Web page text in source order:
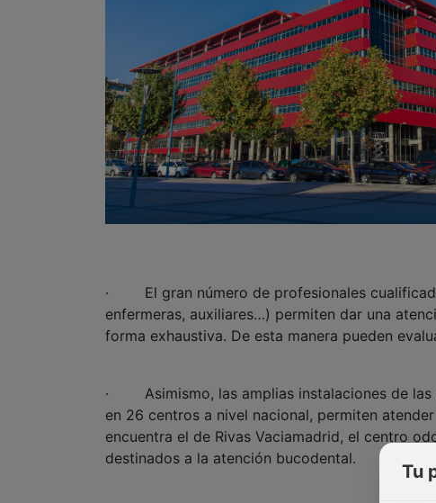
· El gran número de profesionales
enfermeras, auxiliares…) permiten dar una
forma exhaustiva. De esta manera pueden
· Asimismo, las amplias instalaciones de las
en 26 centros a nivel nacional, permiten
encuentra el de Rivas Vaciamadrid, el centro
destinados a la atención bucodental.
Tu